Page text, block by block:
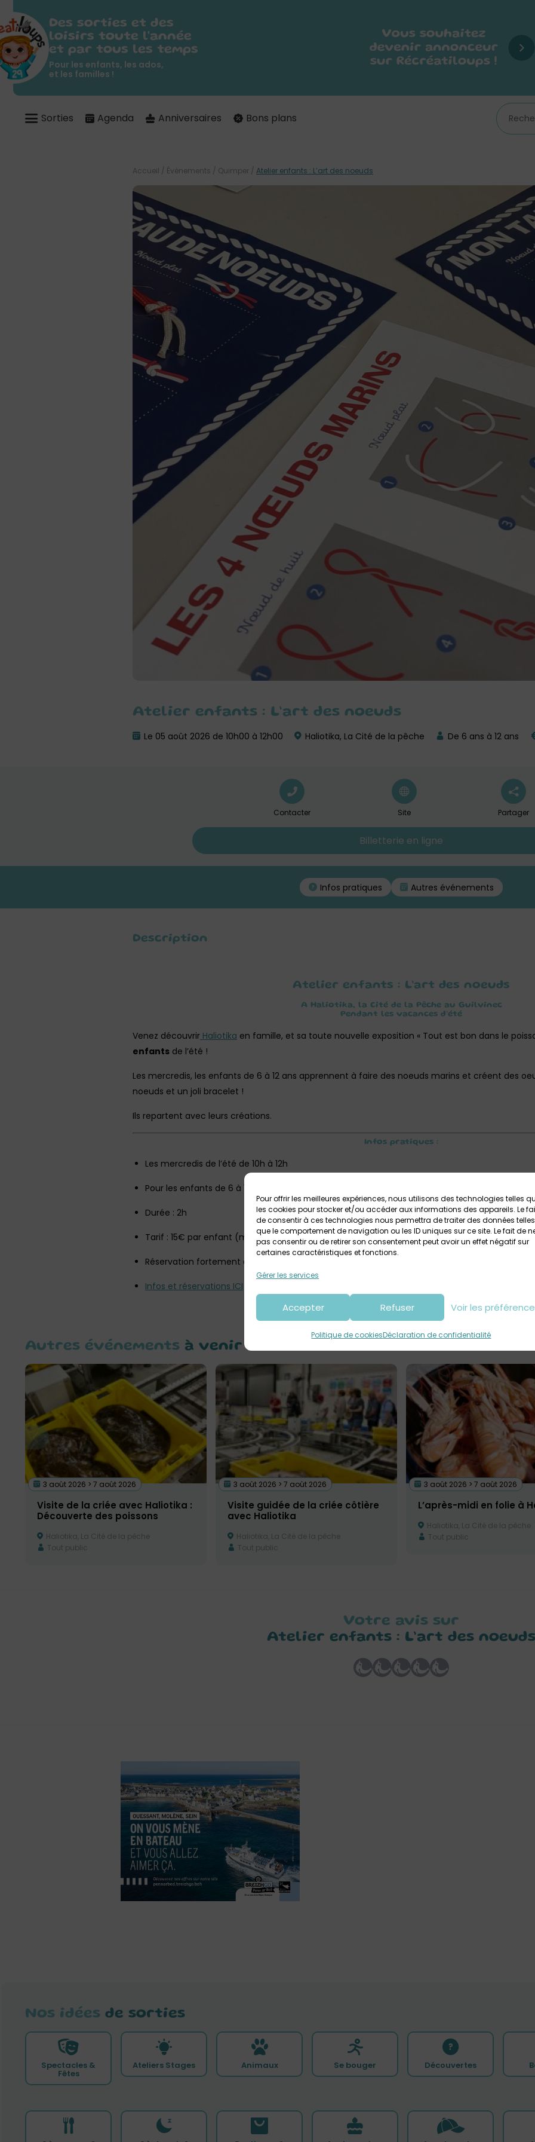
Pour offrir les meilleures expériences, nous utilisons des technologies telles
les cookies pour stocker et/ou accéder aux informations des appareils. Le
de consentir à ces technologies nous permettra de traiter des données telles
que le comportement de navigation ou les ID uniques sur ce site. Le fait de
pas consentir ou de retirer son consentement peut avoir un effet négatif sur
certaines caractéristiques et fonctions.
Gérer les services
Accepter Refuser Voir les
Politique de cookiesDéclaration de confidentialité
Des sorties et des
loisirs toute l'année
et par tous les temps
Pour les enfants, les ados,
et les familles !
Sorties Agenda Anniversaires Bons plans
Atelier enfants : L’art des noeuds
Le 05 août 2026 de 10h00 à 12h00 Haliotika, La Cité de la pêche De 6 ans à 12 ans
Accueil / Évènements / Quimper / Atelier enfants : L’art des noeuds
Contacter Site Partager
Billetterie en ligne
Infos pratiques Autres événements
Description
Atelier enfants : L’art des noeuds
A Haliotika, la Cité de la Pêche au Guilvinec
Pendant les vacances d’été
Venez découvrir Haliotika en famille, et sa toute nouvelle exposition « Tout est bon dans le
enfants de l’été !
Les mercredis, les enfants de 6 à 12 ans apprennent à faire des noeuds marins et créent des
noeuds et un joli bracelet !
Ils repartent avec leurs créations.
Infos pratiques :
Les mercredis de l’été de 10h à 12h
Pour les enfants de 6 à 12 ans (atelier sans les parents)
Durée : 2h
Tarif : 15€ par enfant (matériel inclus)
Réservation fortement conseillée
Infos et réservations ICI
Autres événements à venir
3 août 2026 > 7 août 2026
Visite de la criée avec Haliotika :
Découverte des poissons
Haliotika, La Cité de la pêche
Tout public
3 août 2026 > 7 août 2026
Visite guidée de la criée côtière
avec Haliotika
Haliotika, La Cité de la pêche
Tout public
3 août 2026 > 7 août 2026
L’après-midi en folie à
Haliotika, La Cité de la pêche
Tout public
Votre avis sur
Atelier enfants : L’art des noeuds
Nos idées de sorties
Spectacles &
Fêtes
Ateliers Stages Animaux Se bouger Découvertes